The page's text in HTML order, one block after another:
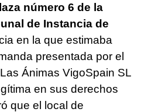
número 6 de la
de Instancia de
en la que estimaba
presentada por el
Ánimas VigoSpain SL
en sus derechos
que el local de